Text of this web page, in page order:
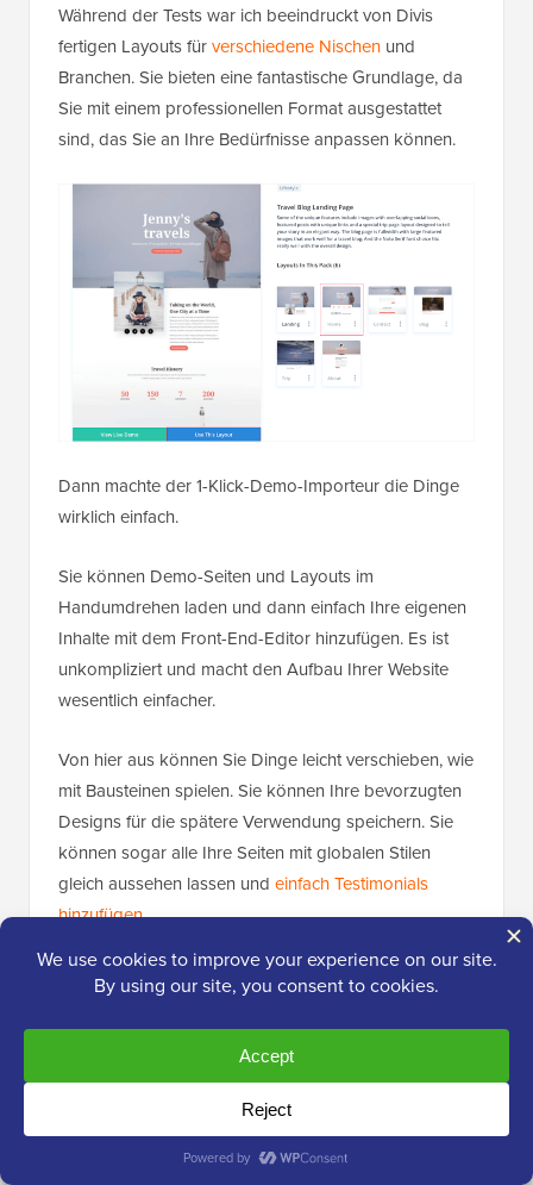
Während der Tests war ich beeindruckt von Divis
fertigen Layouts fürverschiedene Nischen und
Branchen. Sie bieten eine fantastische Grundlage, da
Sie mit einem professionellen Format ausgestattet
sind, das Sie an Ihre Bedürfnisse anpassen können.
Dann machte der 1-Klick-Demo-Importeur die Dinge
wirklich einfach.
Sie können Demo-Seiten und Layouts im
Handumdrehen laden und dann einfach Ihre eigenen
Inhalte mit dem Front-End-Editor hinzufügen. Es ist
unkompliziert und macht den Aufbau Ihrer Website
wesentlich einfacher.
Von hier aus können Sie Dinge leicht verschieben, wie
mit Bausteinen spielen. Sie können Ihre bevorzugten
Designs für die spätere Verwendung speichern. Sie
können sogar alle Ihre Seiten mit globalen Stilen
gleich aussehen lassen und einfach Testimonials
hinzufügen.